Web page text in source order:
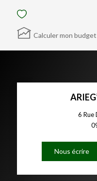
Calculer mon budget
6 Rue
Nous écrire